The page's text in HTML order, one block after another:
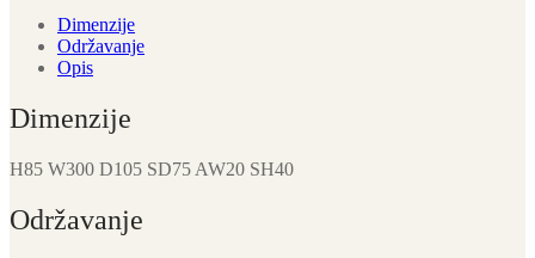
Dimenzije
Održavanje
Opis
Dimenzije
H85 W300 D105 SD75 AW20 SH40
Održavanje